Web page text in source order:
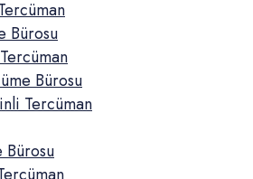
Bürosu
Bürosu
Tercüman
Bürosu